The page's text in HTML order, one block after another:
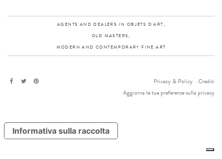
AGENTS AND DEALERS IN OBJETS D'ART,
OLD MASTERS,
MODERN AND CONTEMPORARY FINE ART
Privacy & Policy - Crediti
Aggiorna le tue preferenze sulla privacy
Informativa sulla raccolta